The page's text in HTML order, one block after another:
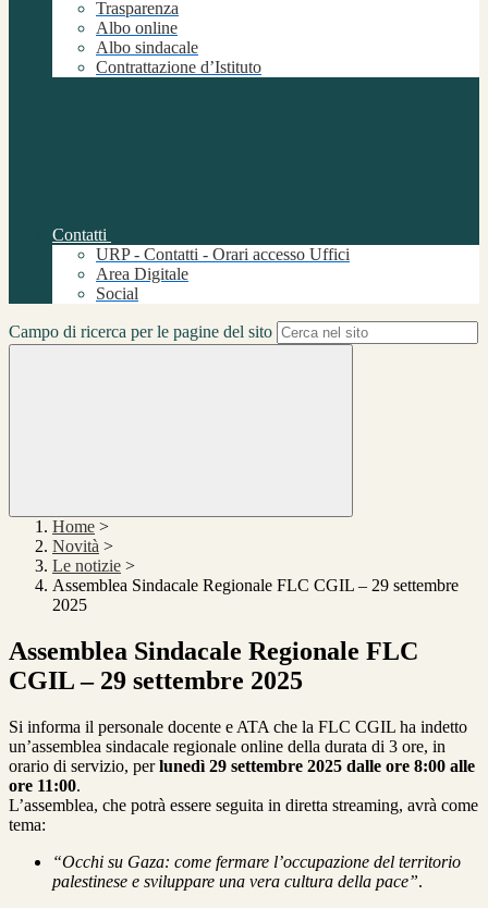
Trasparenza
Albo online
Albo sindacale
Contrattazione d’Istituto
Contatti
URP - Contatti - Orari accesso Uffici
Area Digitale
Social
Campo di ricerca per le pagine del sito
Home >
Novità >
Le notizie >
Assemblea Sindacale Regionale FLC CGIL – 29 settembre
2025
Assemblea Sindacale Regionale FLC
CGIL – 29 settembre 2025
Si informa il personale docente e ATA che la FLC CGIL ha indetto
un’assemblea sindacale regionale online della durata di 3 ore, in
orario di servizio, perlunedì 29 settembre 2025 dalle ore 8:00 alle
ore 11:00.
L’assemblea, che potrà essere seguita in diretta streaming, avrà come
tema:
“Occhi su Gaza: come fermare l’occupazione del territorio
palestinese e sviluppare una vera cultura della pace”.